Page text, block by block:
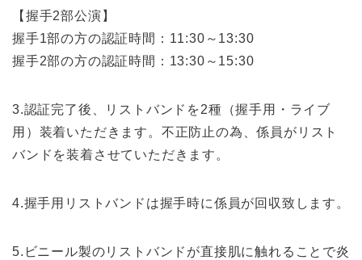
【握手2部公演】
握手1部の方の認証時間：11:30～13:30
握手2部の方の認証時間：13:30～15:30
3.認証完了後、リストバンドを2種（握手用・ライブ
用）装着いただきます。不正防止の為、係員がリスト
バンドを装着させていただきます。
4.握手用リストバンドは握手時に係員が回収致します。
5.ビニール製のリストバンドが直接肌に触れることで炎